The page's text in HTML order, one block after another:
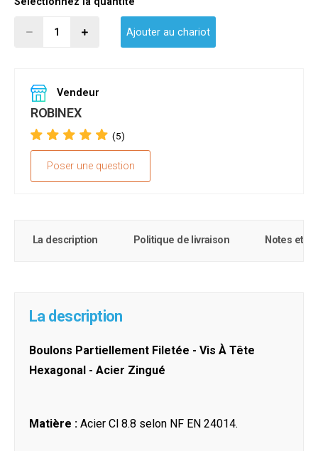
Ajouter au chariot
Vendeur
ROBINEX
(5)
Poser une question
La description Politique de livraison Notes et
La description
Boulons Partiellement Filetée - Vis À Tête
Hexagonal - Acier Zingué
Matière : Acier Cl 8.8 selon NF EN 24014.